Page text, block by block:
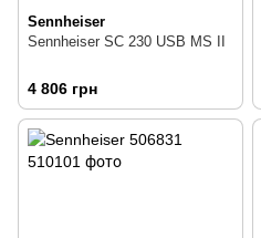
Sennheiser
Sennheiser SC 230 USB MS II
4 806 грн